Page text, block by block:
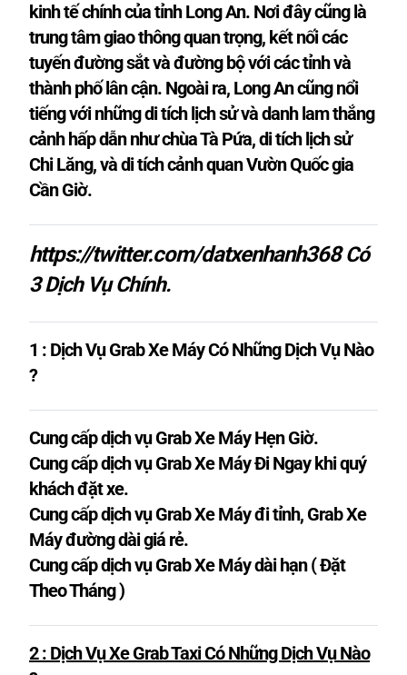
kinh tế chính của tỉnh Long An. Nơi đây cũng là
trung tâm giao thông quan trọng, kết nối các
tuyến đường sắt và đường bộ với các tỉnh và
thành phố lân cận. Ngoài ra, Long An cũng nổi
tiếng với những di tích lịch sử và danh lam thắng
cảnh hấp dẫn như chùa Tà Pứa, di tích lịch sử
Chi Lăng, và di tích cảnh quan Vườn Quốc gia
Cần Giờ.
https://twitter.com/datxenhanh368Có
3 Dịch Vụ Chính.
1 : Dịch Vụ Grab Xe Máy Có Những Dịch Vụ Nào
?
Cung cấp dịch vụ Grab Xe Máy Hẹn Giờ.
Cung cấp dịch vụ Grab Xe Máy Đi Ngay khi quý
khách đặt xe.
Cung cấp dịch vụ Grab Xe Máy đi tỉnh, Grab Xe
Máy đường dài giá rẻ.
Cung cấp dịch vụ Grab Xe Máy dài hạn ( Đặt
Theo Tháng )
2 : Dịch Vụ Xe Grab Taxi Có Những Dịch Vụ Nào